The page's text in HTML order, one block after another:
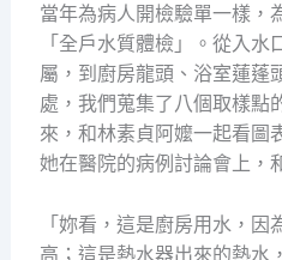
當年為病人開檢驗單一樣，
「全戶水質體檢」。從入
屬，到廚房龍頭、浴室蓮蓬
處，我們蒐集了八個取樣點
來，和林素貞阿嬤一起看圖
她在醫院的病例討論會上，
「妳看，這是廚房用水，
高；這是熱水器出來的熱水